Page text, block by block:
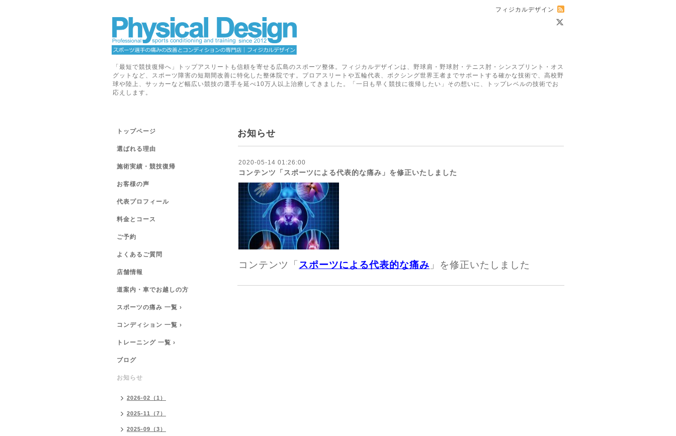
フィジカルデザイン
「最短で競技復帰へ」トップアスリートも信頼を寄せる広島のスポーツ整体。フィジカルデザインは、野球肩・野球肘・テニス肘・シンスプリント・オス
グットなど、スポーツ障害の短期間改善に特化した整体院です。プロアスリートや五輪代表、ボクシング世界王者までサポートする確かな技術で、高校野
球や陸上、サッカーなど幅広い競技の選手を延べ10万人以上治療してきました。「一日も早く競技に復帰したい」その想いに、トップレベルの技術でお
応えします。
お知らせ
2020-05-14 01:26:00
コンテンツ「スポーツによる代表的な痛み」を修正いたしました
コンテンツ「 スポーツによる代表的な痛み 」を修正いたしました
トップページ
選ばれる理由
施術実績・競技復帰
お客様の声
代表プロフィール
料金とコース
ご予約
よくあるご質問
店舗情報
道案内・車でお越しの方
スポーツの痛み 一覧 ›
コンディション 一覧 ›
トレーニング 一覧 ›
ブログ
お知らせ
2026-02（1）
2025-11（7）
2025-09（3）